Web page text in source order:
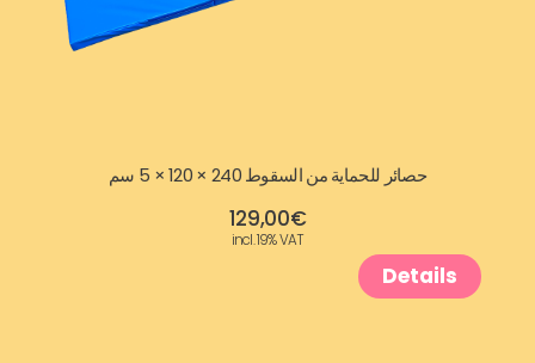
حصائر للحماية من السقوط 240 × 120 × 5 سم
129,00€
incl. 19% VAT
Details